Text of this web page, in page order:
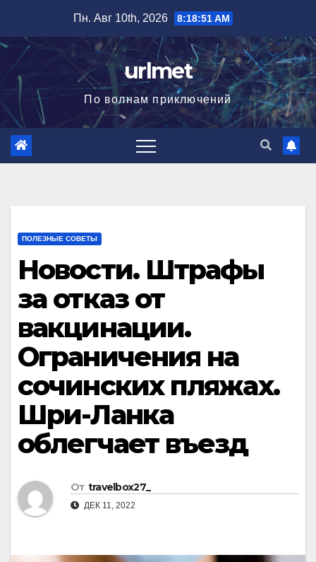
содержимому
Пн. Авг 10th, 2026 8:18:53 AM
urlmet
По волнам приключений
ПОЛЕЗНЫЕ СОВЕТЫ
Новости. Штрафы
за отказ от
вакцинации.
Ограничения на
сочинских пляжах.
Шри-Ланка
облегчает въезд
От travelbox27_
ДЕК 11, 2022